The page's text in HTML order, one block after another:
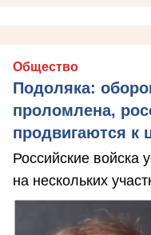
Общество
Подоляка:
проломлена,
продвигаются к
Российские войска
на нескольких